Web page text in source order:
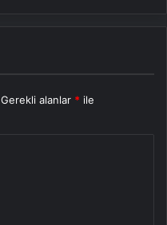
Gerekli alanlar * ile